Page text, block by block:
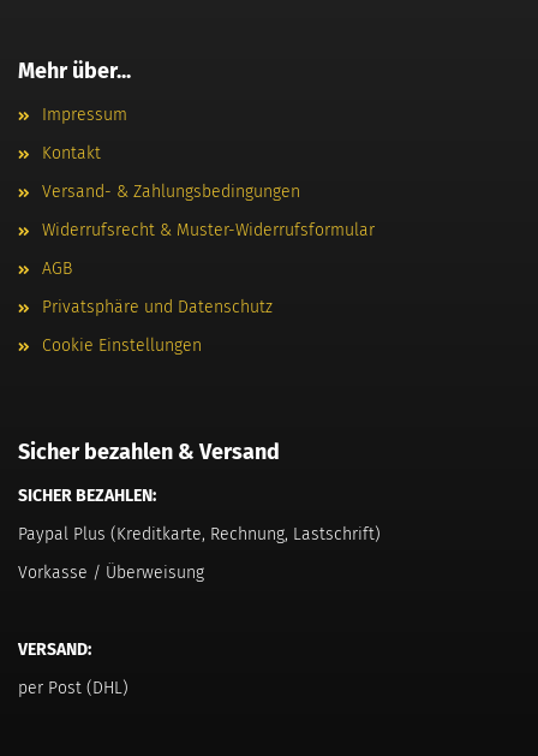
Mehr über...
Impressum
Kontakt
Versand- & Zahlungsbedingungen
Widerrufsrecht & Muster-Widerrufsformular
AGB
Privatsphäre und Datenschutz
Cookie Einstellungen
Sicher bezahlen & Versand
SICHER BEZAHLEN:
Paypal Plus (Kreditkarte, Rechnung, Lastschrift)
Vorkasse / Überweisung
VERSAND:
per Post (DHL)